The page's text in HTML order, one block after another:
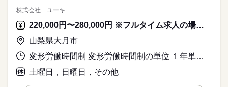
株式会社 ユーキ
220,000円〜280,000円 ※フルタイム求人の場合は月額（換算額）、パート求人の場合は時間額を表示しています。
山梨県大月市
変形労働時間制 変形労働時間制の単位 １年単位 就業時間１ 7時50分〜17時00分
土曜日，日曜日，その他